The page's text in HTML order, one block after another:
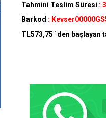
Tahmini Teslim Süresi :
Barkod :
TL573,75 `den başlayan